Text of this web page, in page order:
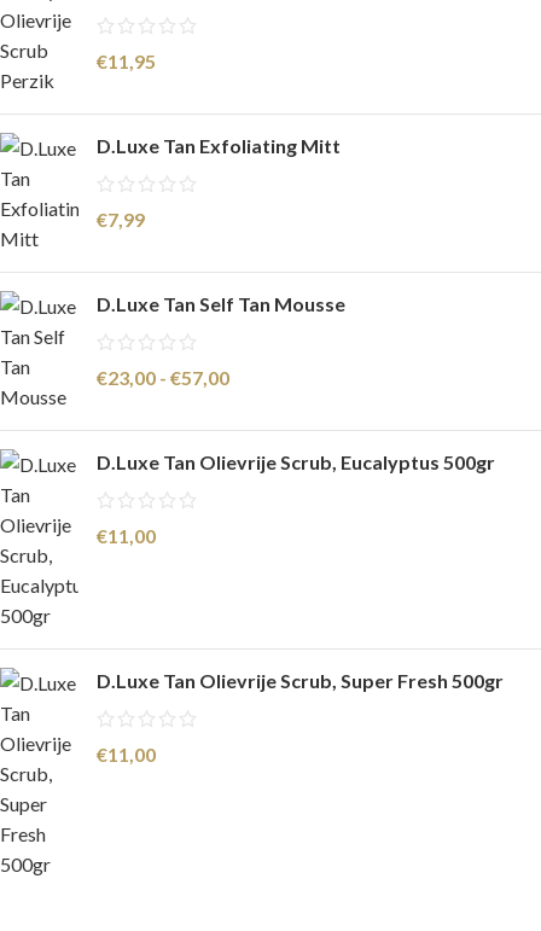
€11,95
D.Luxe Tan Exfoliating Mitt
€7,99
D.Luxe Tan Self Tan Mousse
€23,00 - €57,00
D.Luxe Tan Olievrije Scrub, Eucalyptus 500gr
€11,00
D.Luxe Tan Olievrije Scrub, Super Fresh 500gr
€11,00